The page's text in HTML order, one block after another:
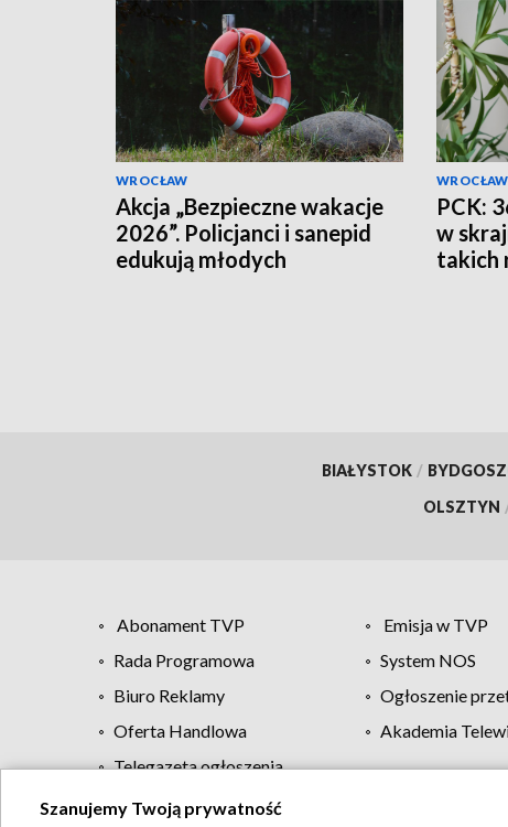
WROCŁAW
Akcja „Bezpieczne wakacje
2026”. Policjanci i sanepid
edukują młodych
WROCŁAW
PCK:
w
takich
BIAŁYSTOK /
OLSZTYN
Abonament TVP Emisja w TVP
Rada Programowa
System NOS
Biuro Reklamy
Ogłoszenie
Oferta Handlowa
Akademia
Telegazeta ogłoszenia
Szanujemy Twoją prywatność